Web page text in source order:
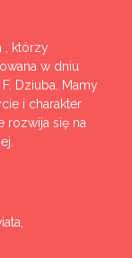
, którzy
w dniu
Dziuba. Mamy
i charakter
rozwija się na